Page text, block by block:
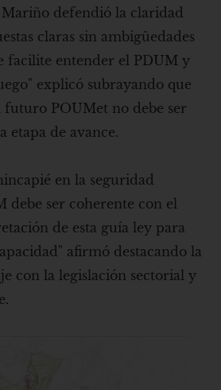
defendió la claridad
claras sin ambigüedades
facilite entender el PDUM y
explicó subrayando que
futuro POUMet no debe ser
etapa de avance.
en la seguridad
debe ser coherente con el
de esta guía ley para
afirmó destacando la
con la legislación sectorial y